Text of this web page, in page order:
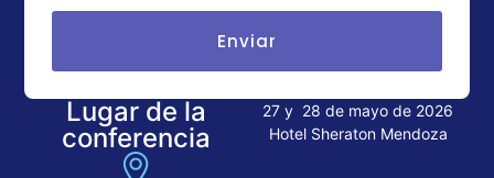
Lugar de la
conferencia
27 y 28 de mayo de 2026
Hotel Sheraton Mendoza
Enviar